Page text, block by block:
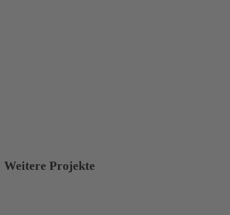
Weitere Projekte